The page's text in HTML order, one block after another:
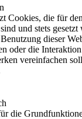
Cookies, die für
und stets
dieser
oder die
vereinfachen
die